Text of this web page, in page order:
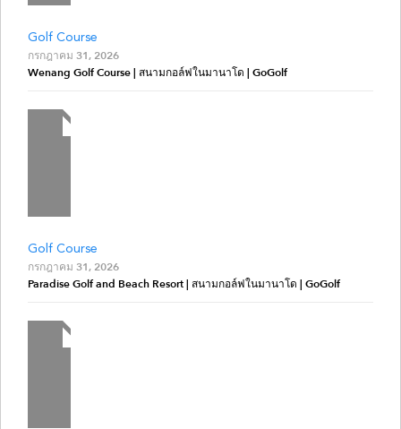
Golf Course
กรกฎาคม 31, 2026
Wenang Golf Course | สนามกอล์ฟในมานาโด | GoGolf
Golf Course
กรกฎาคม 31, 2026
Paradise Golf and Beach Resort | สนามกอล์ฟในมานาโด | GoGolf